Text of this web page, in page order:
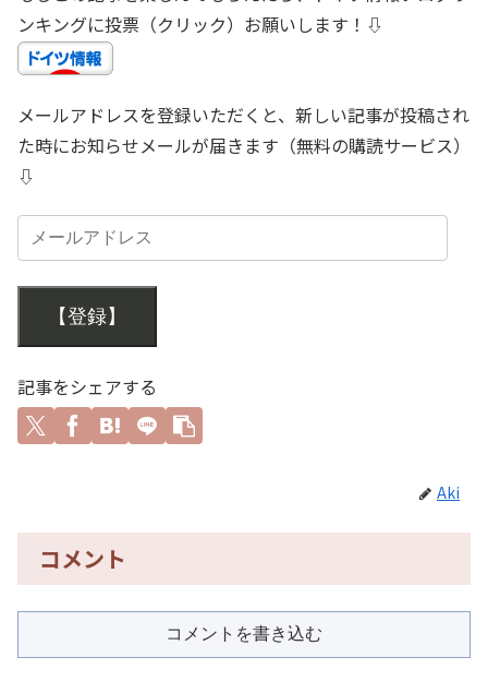
ンキングに投票（クリック）お願いします！⇩
メールアドレスを登録いただくと、新しい記事が投稿され
た時にお知らせメールが届きます（無料の購読サービス）
⇩
【登録】
記事をシェアする
Aki
コメント
コメントを書き込む